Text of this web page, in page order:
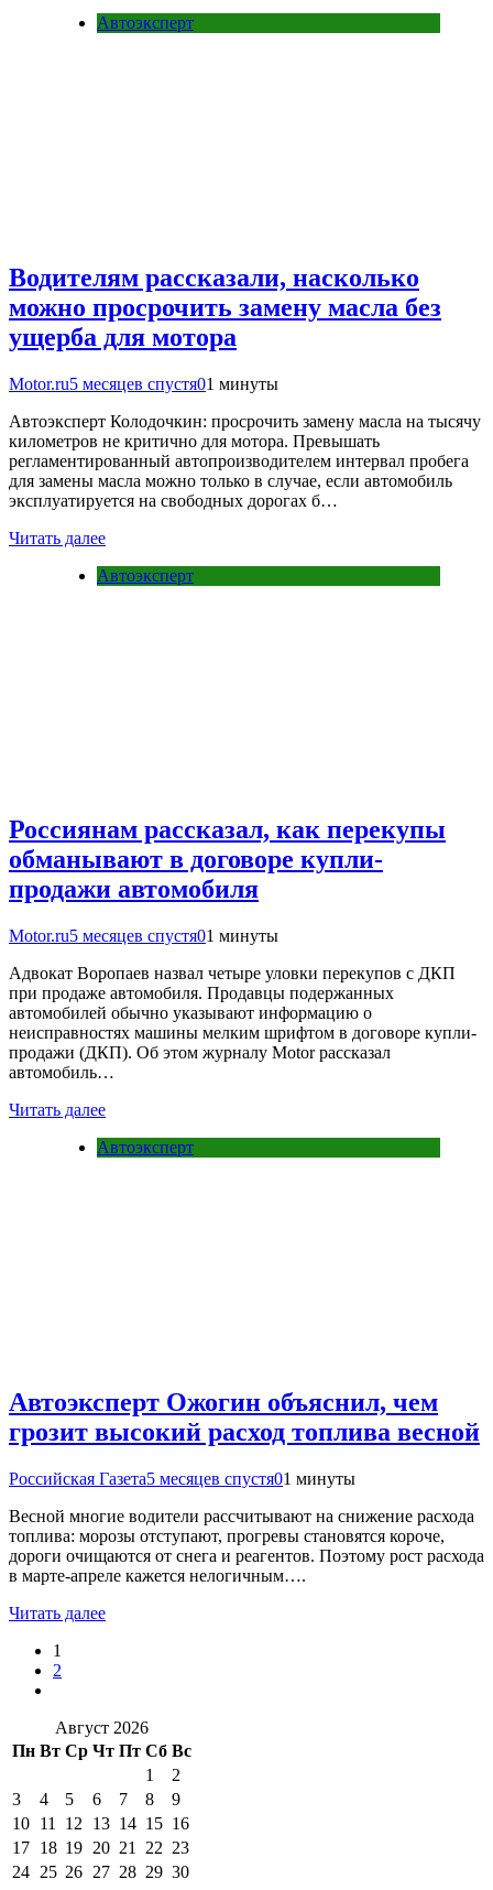
Автоэксперт
Водителям рассказали, насколько
можно просрочить замену масла без
ущерба для мотора
Motor.ru5 месяцев спустя01 минуты
Автоэксперт Колодочкин: просрочить замену масла на тысячу
километров не критично для мотора. Превышать
регламентированный автопроизводителем интервал пробега
для замены масла можно только в случае, если автомобиль
эксплуатируется на свободных дорогах б…
Читать далее
Автоэксперт
Россиянам рассказал, как перекупы
обманывают в договоре купли-
продажи автомобиля
Motor.ru5 месяцев спустя01 минуты
Адвокат Воропаев назвал четыре уловки перекупов с ДКП
при продаже автомобиля. Продавцы подержанных
автомобилей обычно указывают информацию о
неисправностях машины мелким шрифтом в договоре купли-
продажи (ДКП). Об этом журналу Motor рассказал
автомобиль…
Читать далее
Автоэксперт
Автоэксперт Ожогин объяснил, чем
грозит высокий расход топлива весной
Российская Газета5 месяцев спустя01 минуты
Весной многие водители рассчитывают на снижение расхода
топлива: морозы отступают, прогревы становятся короче,
дороги очищаются от снега и реагентов. Поэтому рост расхода
в марте-апреле кажется нелогичным….
Читать далее
1
2
Август 2026
Пн Вт Ср Чт Пт Сб Вс
1
2
3
4 5 6 7 8
9
10 11 12 13 14 15 16
17 18 19 20 21 22 23
24 25 26 27 28 29 30